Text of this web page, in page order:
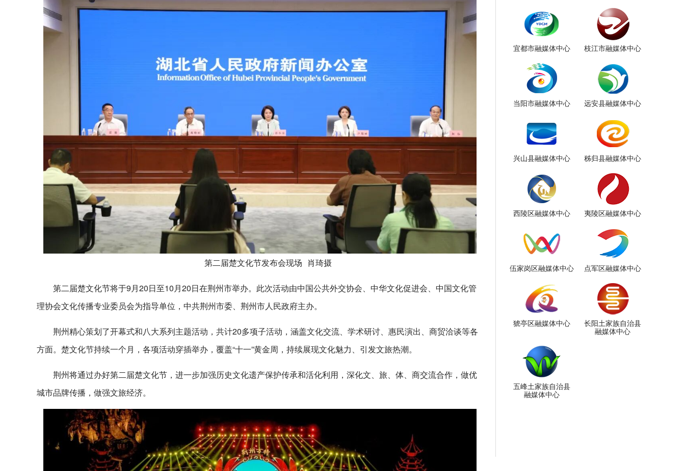
第二届楚文化节发布会现场 肖琦摄
第二届楚文化节将于9月20日至10月20日在荆州市举办。此次活动由中国公共外交协会、中华文化促进会、中国文化管
理协会文化传播专业委员会为指导单位，中共荆州市委、荆州市人民政府主办。
荆州精心策划了开幕式和八大系列主题活动，共计20多项子活动，涵盖文化交流、学术研讨、惠民演出、商贸洽谈等各
方面。楚文化节持续一个月，各项活动穿插举办，覆盖“十一”黄金周，持续展现文化魅力、引发文旅热潮。
荆州将通过办好第二届楚文化节，进一步加强历史文化遗产保护传承和活化利用，深化文、旅、体、商交流合作，做优
城市品牌传播，做强文旅经济。
宜都市融媒体中心 枝江市融媒体中心
当阳市融媒体中心 远安县融媒体中心
兴山县融媒体中心 秭归县融媒体中心
西陵区融媒体中心 夷陵区融媒体中心
伍家岗区融媒体中心 点军区融媒体中心
猇亭区融媒体中心
长阳土家族自治县
融媒体中心
五峰土家族自治县
融媒体中心